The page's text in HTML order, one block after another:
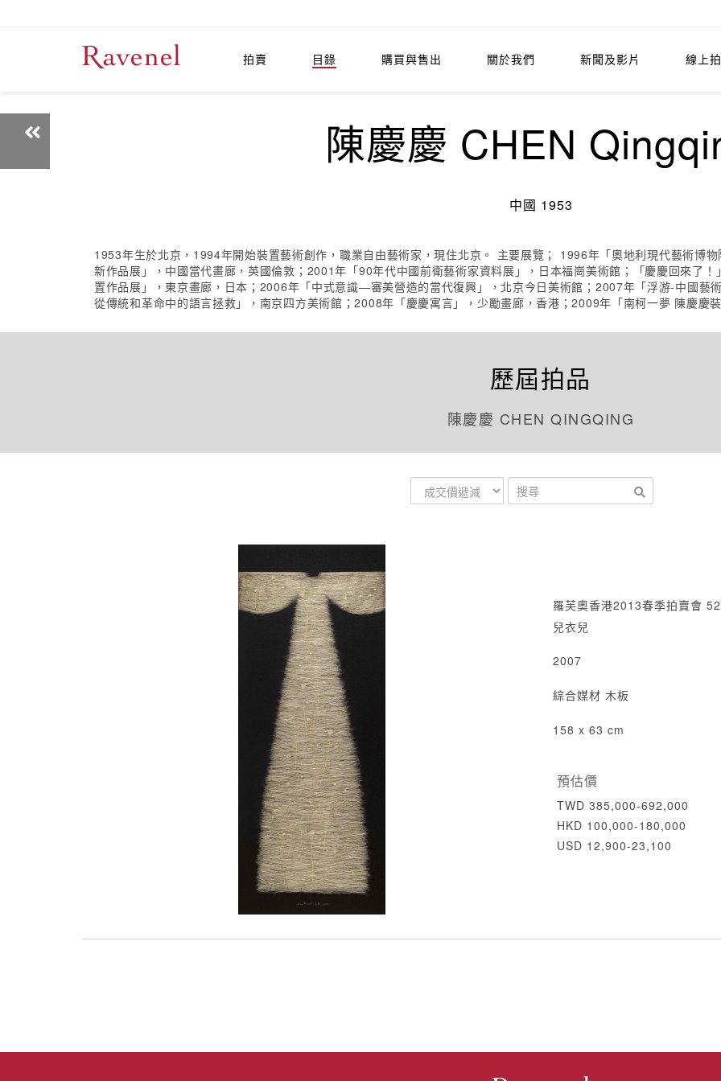
拍賣 目錄 購買與售出 關於我們 新聞及影片 線上
陳慶慶 CHEN
中國 1953
1953年生於北京，1994年開始裝置藝術創作，職業自由藝術家，現住北京。 主要展覽； 1996年「奧地利現代藝術博
新作品展」，中國當代畫廊，英國倫敦；2001年「90年代中國前衛藝術家資料展」，日本福崗美術館；「慶慶回來了
置作品展」，東京畫廊，日本；2006年「中式意識—審美營造的當代復興」，北京今日美術館；2007年「浮游-中國藝
從傳統和革命中的語言拯救」，南京四方美術館；2008年「慶慶寓言」，少勵畫廊，香港；2009年「南柯一夢 陳慶慶
歷屆拍品
陳慶慶 CHEN QINGQING
羅芙奧香港2013春季拍賣會
兒衣兒
2007
綜合媒材 木板
158 x 63 cm
預估價
TWD 385,000-692,000
HKD 100,000-180,000
USD 12,900-23,100